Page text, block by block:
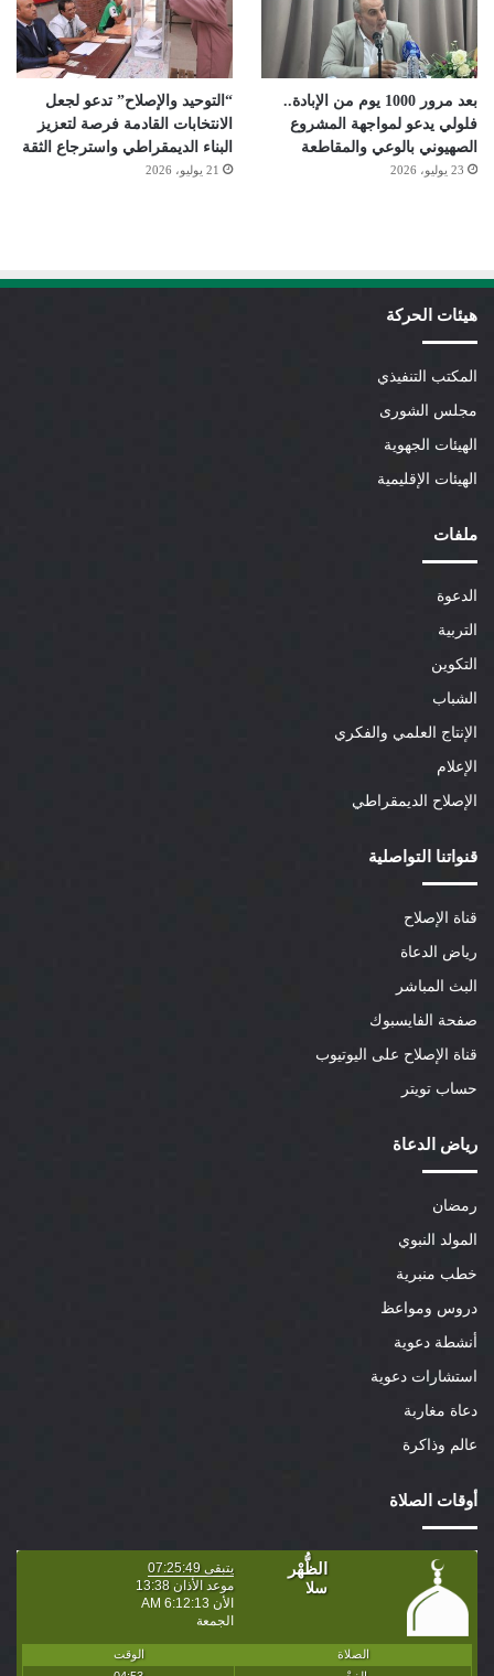
بعد مرور 1000 يوم من الإبادة..
فلولي يدعو لمواجهة المشروع
الصهيوني بالوعي والمقاطعة
23 يوليو، 2026
“التوحيد والإصلاح” تدعو لجعل
الانتخابات القادمة فرصة لتعزيز
البناء الديمقراطي واسترجاع الثقة
21 يوليو، 2026
هيئات الحركة
المكتب التنفيذي
مجلس الشورى
الهيئات الجهوية
الهيئات الإقليمية
ملفات
الدعوة
التربية
التكوين
الشباب
الإنتاج العلمي والفكري
الإعلام
الإصلاح الديمقراطي
قنواتنا التواصلية
قناة الإصلاح
رياض الدعاة
البث المباشر
صفحة الفايسبوك
قناة الإصلاح على اليوتيوب
حساب تويتر
رياض الدعاة
رمضان
المولد النبوي
خطب منبرية
دروس ومواعظ
أنشطة دعوية
استشارات دعوية
دعاة مغاربة
عالم وذاكرة
أوقات الصلاة